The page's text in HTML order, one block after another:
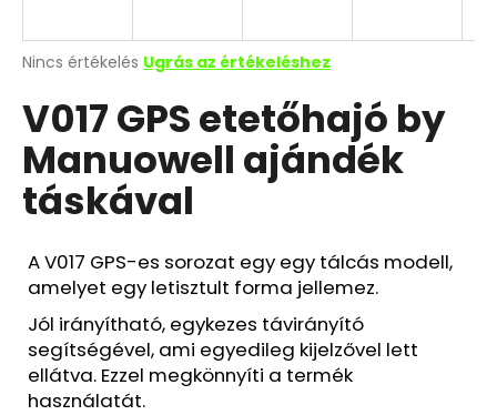
A
átlagos
értékelése
5-
ből
0,0
csillag.
Nincs értékelés Ugrás az értékeléshez
V017 GPS etetőhajó by
Manuowell ajándék
táskával
A V017 GPS-es sorozat egy egy tálcás modell,
amelyet egy letisztult forma jellemez.
Jól irányítható, egykezes távirányító
segítségével, ami egyedileg kijelzővel lett
ellátva. Ezzel megkönnyíti a termék
használatát.